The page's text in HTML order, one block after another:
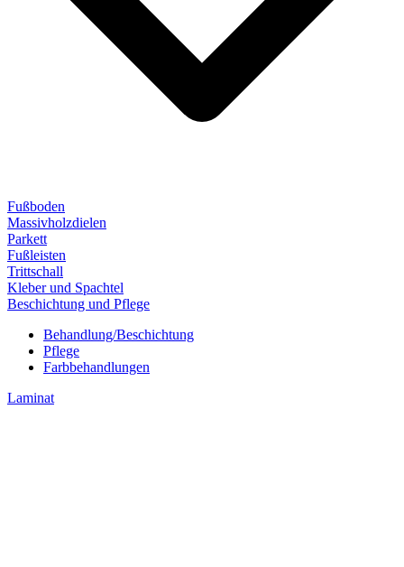
Fußboden
Massivholzdielen
Parkett
Fußleisten
Trittschall
Kleber und Spachtel
Beschichtung und Pflege
Behandlung/Beschichtung
Pflege
Farbbehandlungen
Laminat